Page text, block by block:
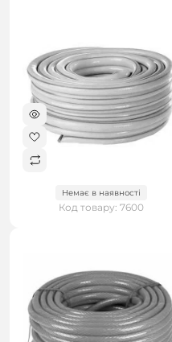
Немає в наявності
Код товару: 7600